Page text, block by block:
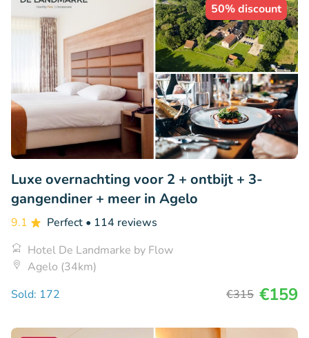
50% discount
Luxe overnachting voor 2 + ontbijt + 3-
gangendiner + meer in Agelo
9.1 Perfect • 114 reviews
Hotel De Landmarke by Flow
Agelo (34km)
Sold: 172
€315 €159